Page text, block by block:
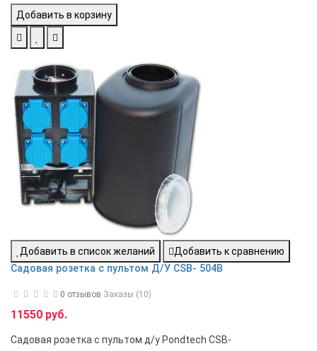
Добавить в корзину
Добавить в список желаний
Добавить к сравнению
Садовая розетка с пультом Д/У CSB- 504B
0 отзывов Заказы (10)
11550 руб.
Садовая розетка с пультом д/у Pondtech CSB-